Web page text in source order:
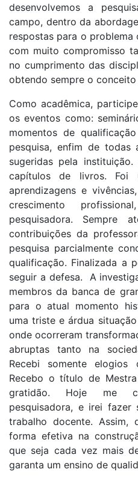
desenvolvemos a
campo, dentro da
respostas para o
com muito compromisso
no cumprimento das
obtendo sempre o conceito
Como acadêmica,
os eventos como:
momentos de
pesquisa, enfim de todas
sugeridas pela
capítulos de livros. Foi
aprendizagens e
crescimento
pesquisadora. Sempre
contribuições da
pesquisa parcialmente
qualificação. Finalizada a
seguir a defesa. A
membros da banca de
para o atual momento
uma triste e árdua
onde ocorreram
abruptas tanto na
Recebi somente elogios
Recebo o título de
gratidão. Hoje me
pesquisadora, e irei fazer
trabalho docente. Assim,
forma efetiva na
que seja cada vez mais
garanta um ensino de